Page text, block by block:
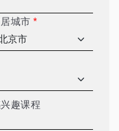
城市*
趣课程